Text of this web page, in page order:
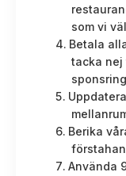
som vi
Betala
tacka nej
Berika
Använda